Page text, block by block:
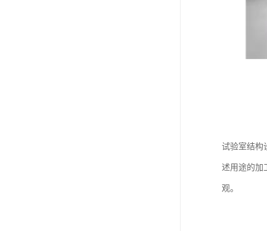
试验室结构
述用途的加
观。